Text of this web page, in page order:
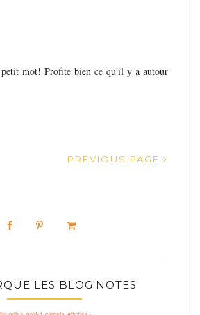
mot! Profite bien ce qu'il y a autour
PREVIOUS PAGE
LES BLOG'NOTES